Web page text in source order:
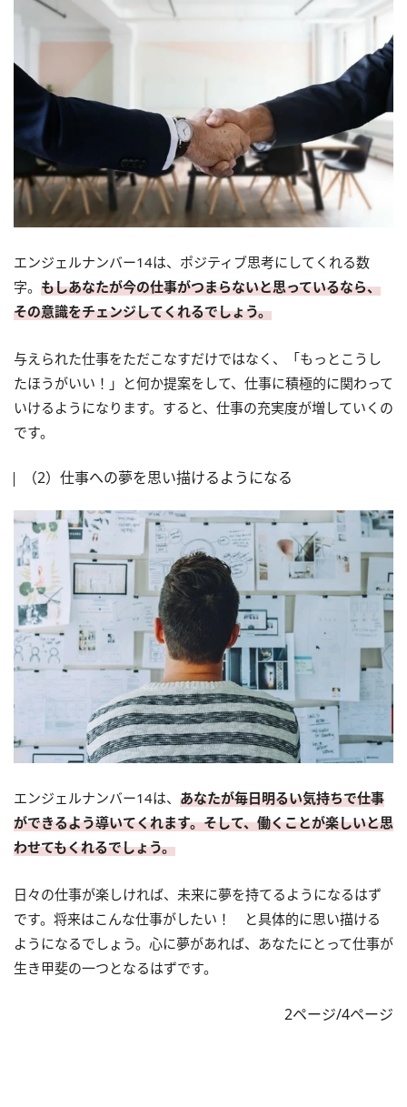
エンジェルナンバー14は、ポジティブ思考にしてくれる数
字。 もしあなたが今の仕事がつまらないと思っているなら、
その意識をチェンジしてくれるでしょう。
与えられた仕事をただこなすだけではなく、「もっとこうし
たほうがいい！」と何か提案をして、仕事に積極的に関わって
いけるようになります。すると、仕事の充実度が増していくの
です。
（2）仕事への夢を思い描けるようになる
エンジェルナンバー14は、 あなたが毎日明るい気持ちで仕事
ができるよう導いてくれます。そして、働くことが楽しいと思
わせてもくれるでしょう。
日々の仕事が楽しければ、未来に夢を持てるようになるはず
です。将来はこんな仕事がしたい！ と具体的に思い描ける
ようになるでしょう。心に夢があれば、あなたにとって仕事が
生き甲斐の一つとなるはずです。
2ページ/4ページ